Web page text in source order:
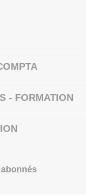
- FORMATION